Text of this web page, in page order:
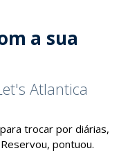
a sua
Atlantica
para trocar por diárias,
pontuou.